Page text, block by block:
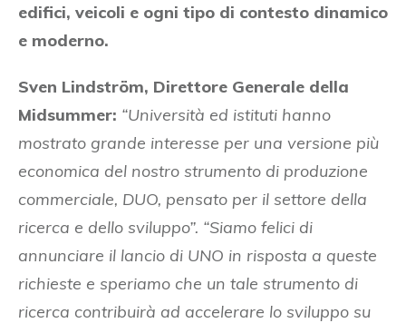
edifici, veicoli e ogni tipo di contesto dinamico
e moderno.
Sven Lindström, Direttore Generale della
Midsummer: “Università ed istituti hanno
mostrato grande interesse per una versione più
economica del nostro strumento di produzione
commerciale, DUO, pensato per il settore della
ricerca e dello sviluppo”. “Siamo felici di
annunciare il lancio di UNO in risposta a queste
richieste e speriamo che un tale strumento di
ricerca contribuirà ad accelerare lo sviluppo su